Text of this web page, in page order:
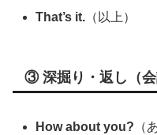
That’s it. （以上）
③ 深掘り・返し（会
How about you? （